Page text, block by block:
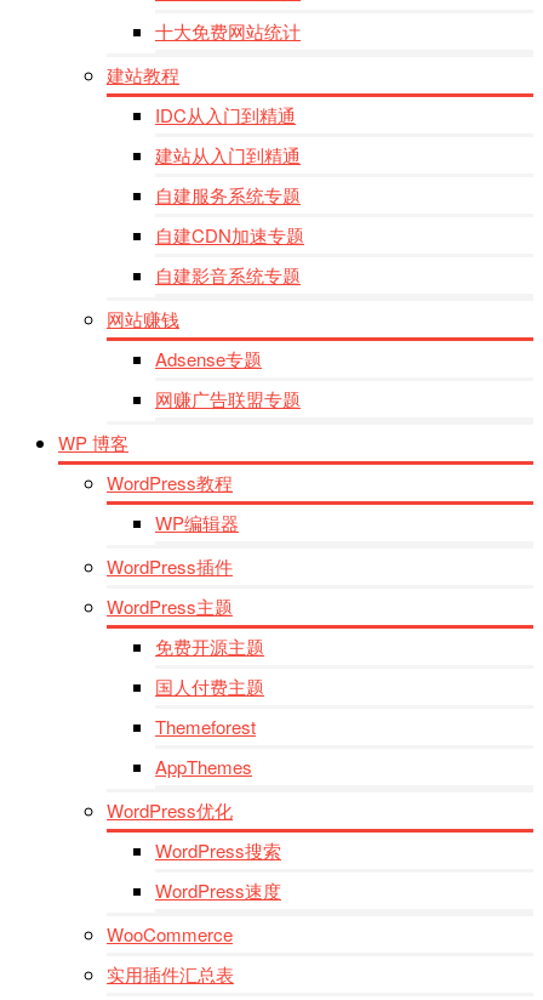
十大免费网站统计
建站教程
IDC从入门到精通
建站从入门到精通
自建服务系统专题
自建CDN加速专题
自建影音系统专题
网站赚钱
Adsense专题
网赚广告联盟专题
WP 博客
WordPress教程
WP编辑器
WordPress插件
WordPress主题
免费开源主题
国人付费主题
Themeforest
AppThemes
WordPress优化
WordPress搜索
WordPress速度
WooCommerce
实用插件汇总表